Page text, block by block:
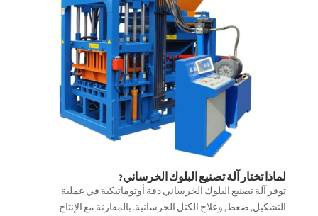
لماذا تختار آلة تصنيع البلوك الخرساني?
توفر آلة تصنيع البلوك الخرساني دقة أوتوماتيكية في عملية
التشكيل, ضغط, وعلاج الكتل الخرسانية. بالمقارنة مع الإنتاج